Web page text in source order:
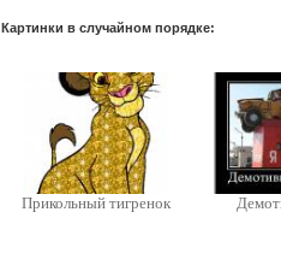
Картинки в случайном порядке:
Прикольный тигренок